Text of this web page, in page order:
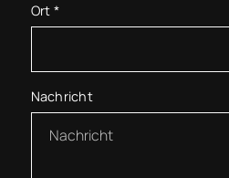
Ort *
Nachricht